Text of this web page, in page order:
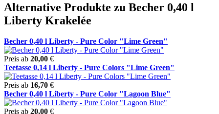
Alternative Produkte zu Becher 0,40 l
Liberty Krakelée
Becher 0,40 l Liberty - Pure Color "Lime Green"
Preis ab 20,00 €
Teetasse 0,14 l Liberty - Pure Colors "Lime Green"
Preis ab 16,70 €
Becher 0,40 l Liberty - Pure Color "Lagoon Blue"
Preis ab 20,00 €